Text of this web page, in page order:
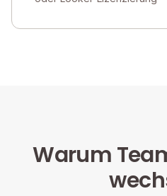
Warum